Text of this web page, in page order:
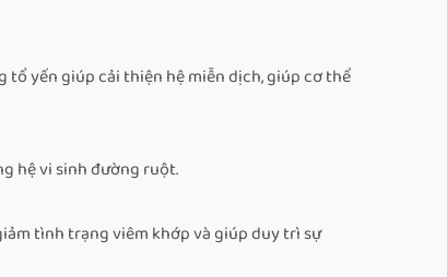
tổ yến giúp cải thiện hệ miễn dịch, giúp cơ thể
hệ vi sinh đường ruột.
tình trạng viêm khớp và giúp duy trì sự